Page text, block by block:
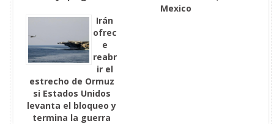
Mexico
Irán
ofrec
e
reabr
ir el
estrecho de Ormuz
si Estados Unidos
levanta el bloqueo y
termina la guerra